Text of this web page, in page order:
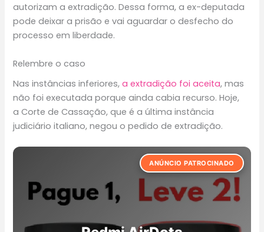
autorizam a extradição. Dessa forma, a ex-deputada
pode deixar a prisão e vai aguardar o desfecho do
processo em liberdade.
Relembre o caso
Nas instâncias inferiores,a extradição foi aceita, mas
não foi executada porque ainda cabia recurso. Hoje,
a Corte de Cassação, que é a última instância
judiciário italiano, negou o pedido de extradição.
Esportivo
ANÚNCIO PATROCINADO
Kit Gamer Completo